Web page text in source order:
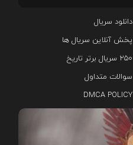
دانلود سریال‌
پخش آنلاین سریال ها
۲۵۰ سریال برتر تاریخ
سوالات متداول
DMCA POLICY